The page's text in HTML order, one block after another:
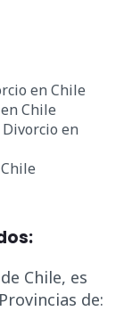
en Chile
Chile
en
Chile, es
de: